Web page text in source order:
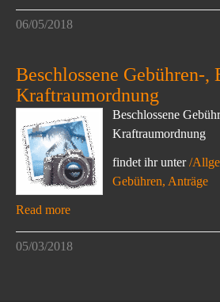
06/05/2018
Beschlossene Gebühren-,
Kraftraumordnung
Beschlossene
Kraftraumordnung
findet ihr unter/
Gebühren, Anträge
Read more
05/03/2018